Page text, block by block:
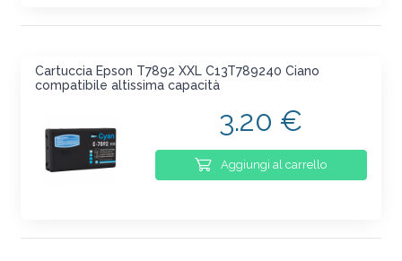
Cartuccia Epson T7892 XXL C13T789240 Ciano
compatibile altissima capacità
3.20 €
Aggiungi al carrello